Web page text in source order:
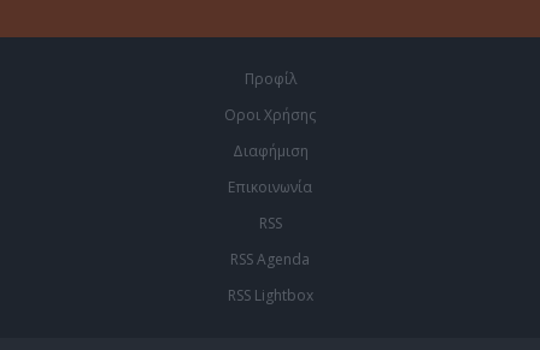
Προφίλ
Οροι Χρήσης
Διαφήμιση
Επικοινωνία
RSS
RSS Agenda
RSS Lightbox